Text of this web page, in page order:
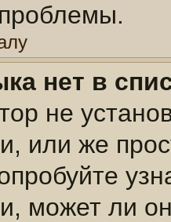
нет в
не
или же
может ли